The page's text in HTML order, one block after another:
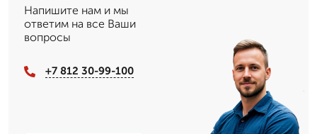
Напишите нам и мы
ответим на все Ваши
вопросы
+7 812 30-99-100